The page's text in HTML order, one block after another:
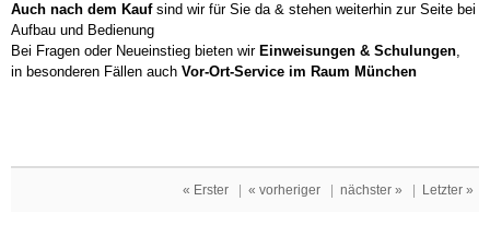
Auch nach dem Kaufsind wir für Sie da & stehen weiterhin zur Seite bei
Aufbau und Bedienung
Bei Fragen oder Neueinstieg bieten wir Einweisungen & Schulungen,
in besonderen Fällen auch Vor-Ort-Service im Raum München
« Erster « vorheriger nächster » Letzter »